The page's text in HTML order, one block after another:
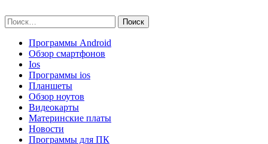
to
content
Найти:
Программы Android
Обзор смартфонов
Ios
Программы ios
Планшеты
Обзор ноутов
Видеокарты
Материнские платы
Новости
Программы для ПК